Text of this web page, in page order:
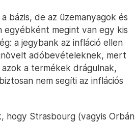
bázis, de az üzemanyagok és
egyébként megint van egy kis
a jegybank az infláció ellen
adóbevételeknek, mert
a termékek drágulnak,
nem segíti az inflációs
hogy Strasbourg (vagyis Orbán